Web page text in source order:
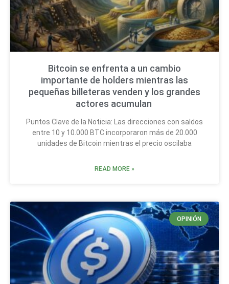
Bitcoin se enfrenta a un cambio
importante de holders mientras las
pequeñas billeteras venden y los grandes
actores acumulan
Puntos Clave de la Noticia: Las direcciones con saldos
entre 10 y 10.000 BTC incorporaron más de 20.000
unidades de Bitcoin mientras el precio oscilaba
READ MORE »
OPINIÓN